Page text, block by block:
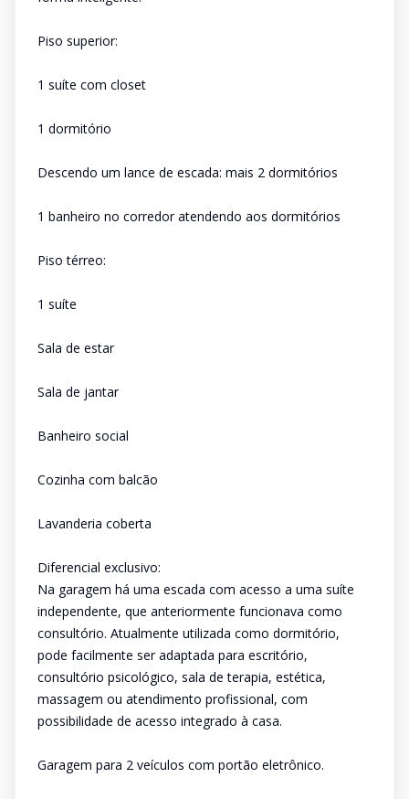
Piso superior:
1 suíte com closet
1 dormitório
Descendo um lance de escada: mais 2 dormitórios
1 banheiro no corredor atendendo aos dormitórios
Piso térreo:
1 suíte
Sala de estar
Sala de jantar
Banheiro social
Cozinha com balcão
Lavanderia coberta
Diferencial exclusivo:
Na garagem há uma escada com acesso a uma suíte
independente, que anteriormente funcionava como
consultório. Atualmente utilizada como dormitório,
pode facilmente ser adaptada para escritório,
consultório psicológico, sala de terapia, estética,
massagem ou atendimento profissional, com
possibilidade de acesso integrado à casa.
Garagem para 2 veículos com portão eletrônico.